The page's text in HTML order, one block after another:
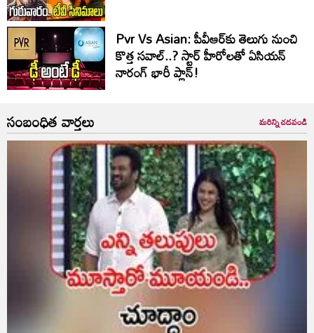
Pvr Vs Asian: పీవీఆర్‌కు తెలుగు నుంచి
కొత్త సవాల్..? స్టార్ హీరోలతో ఏసియన్
నారంగ్ భారీ ప్లాన్!
సంబంధిత వార్తలు మరిన్ని చదవండి